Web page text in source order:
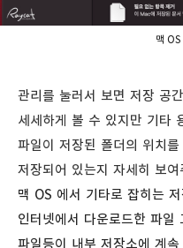
맥 OS
관리를 눌러서 보면 저장 공
세세하게 볼 수 있지만 기타
파일이 저장된 폴더의 위치
저장되어 있는지 자세히 보
맥 OS 에서 기타로 잡히는
인터넷에서 다운로드한 파일
파일등이 내부 저장소에 계